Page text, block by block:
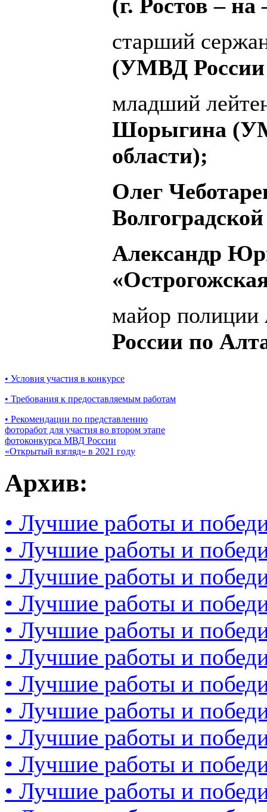
(г. Ростов –
старший
(УМВД России
младший
Шорыгина
области);
Олег
Александр
майор полиции
России по
• Условия участия в конкурсе
• Требования к предоставляемым работам
• Рекомендации по представлению
фоторабот для участия во втором этапе
фотоконкурса МВД России
«Открытый взгляд» в 2021 году
Архив:
• Лучшие работы и
• Лучшие работы и
• Лучшие работы и
• Лучшие работы и
• Лучшие работы и
• Лучшие работы и
• Лучшие работы и
• Лучшие работы и
• Лучшие работы и
• Лучшие работы и
• Лучшие работы и